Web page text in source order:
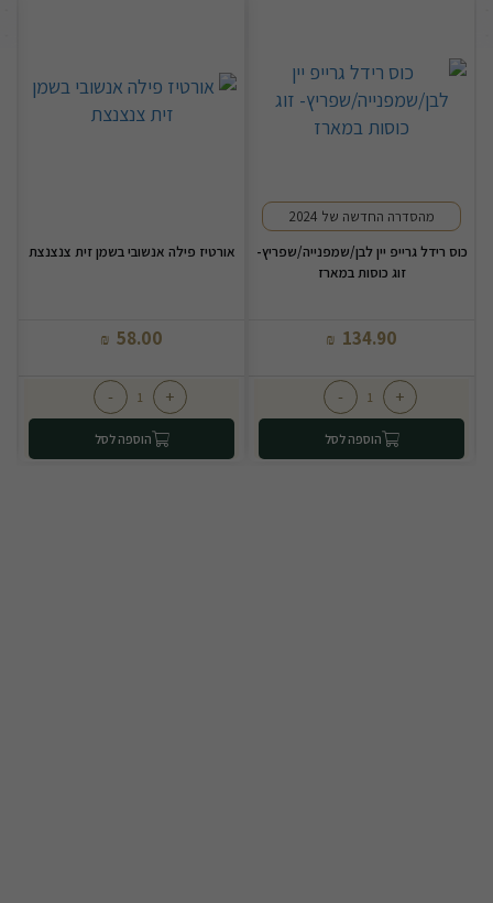
מהסדרה החדשה של 2024
כוס רידל גרייפ יין לבן/שמפנייה/שפריץ-
זוג כוסות במארז
134.90
₪
+
-
הוספה לסל
אורטיז פילה אנשובי בשמן זית צנצנצת
58.00
₪
+
-
הוספה לסל